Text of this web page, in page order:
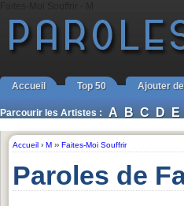
Accueil Top 50 Ajouter
Parcourir les Artistes : A B C D E
Accueil › M ›› Faites-Moi Souffrir
Paroles de